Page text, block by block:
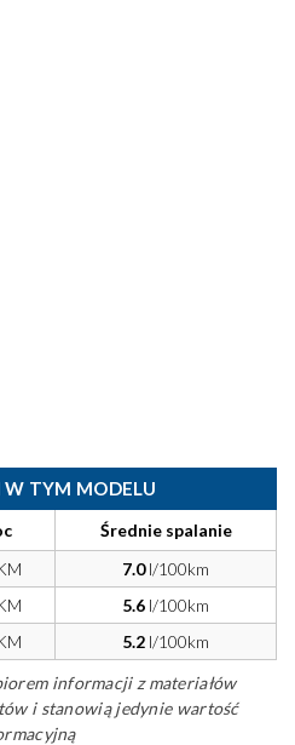
W TYM MODELU
Średnie spalanie
7.0l/100km
5.6 l/100km
5.2 l/100km
informacji z materiałów
i stanowią jedynie wartość